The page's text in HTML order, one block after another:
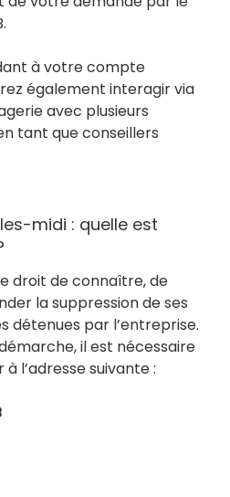
à votre compte
également interagir via
avec plusieurs
tant que conseillers
midi : quelle est
droit de connaître, de
la suppression de ses
détenues par l’entreprise.
il est nécessaire
l’adresse suivante :